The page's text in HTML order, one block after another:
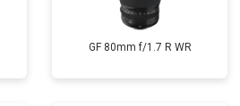
GF 80mm f/1.7 R WR